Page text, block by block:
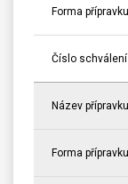
Forma přípravku
Číslo schválení
Název přípravku
Forma přípravku